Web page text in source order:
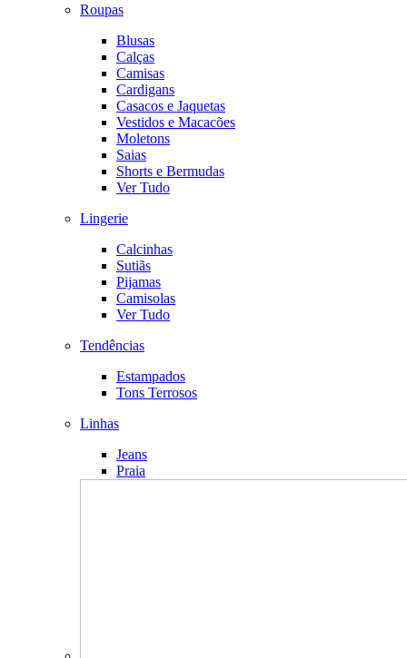
Roupas
Blusas
Calças
Camisas
Cardigans
Casacos e Jaquetas
Vestidos e Macacões
Moletons
Saias
Shorts e Bermudas
Ver Tudo
Lingerie
Calcinhas
Sutiãs
Pijamas
Camisolas
Ver Tudo
Tendências
Estampados
Tons Terrosos
Linhas
Jeans
Praia